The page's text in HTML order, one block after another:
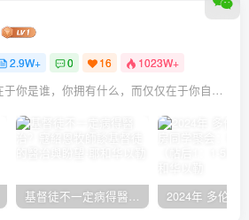
2.9W+ 0 16 1023W+
幸福不在于你是谁，你拥有什么，而仅仅在于你自己怎么看待
基督徒不一定病得醫治？寇紹恩牧師談基督徒的醫治與盼望